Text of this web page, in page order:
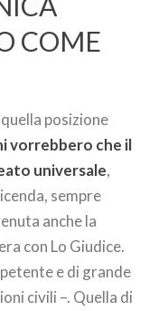
COME
posizione
vorrebbero che il
universale,
sempre
anche la
con Lo Giudice.
e di grande
civili –. Quella di